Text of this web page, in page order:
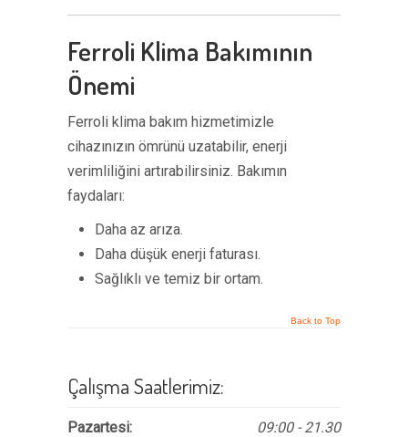
Ferroli Klima Bakımının
Önemi
Ferroli klima bakım hizmetimizle
cihazınızın ömrünü uzatabilir, enerji
verimliliğini artırabilirsiniz. Bakımın
faydaları:
Daha az arıza.
Daha düşük enerji faturası.
Sağlıklı ve temiz bir ortam.
Back to Top
Çalışma Saatlerimiz:
Pazartesi:
09:00 - 21.30